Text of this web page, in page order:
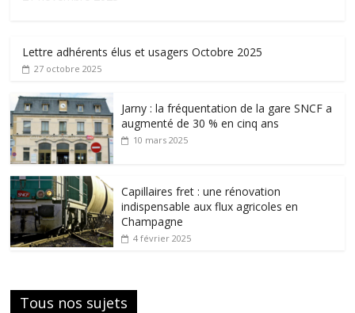
Lettre adhérents élus et usagers Octobre 2025
27 octobre 2025
Jarny : la fréquentation de la gare SNCF a
augmenté de 30 % en cinq ans
10 mars 2025
Capillaires fret : une rénovation
indispensable aux flux agricoles en
Champagne
4 février 2025
Tous nos sujets